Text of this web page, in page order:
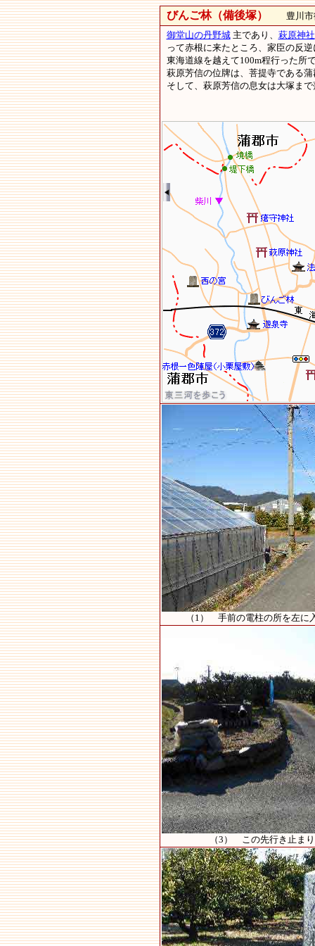
びんご林（備後塚）
豊川市
御堂山の丹野城主であり、 萩原神社
って赤根に来たところ、家臣の反
東海道線を越えて100m程行った所
萩原芳信の位牌は、菩提寺である
そして、萩原芳信の息女は大塚ま
（1） 手前の電柱の所を左
（3） この先行き止ま